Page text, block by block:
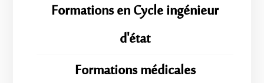
Formations en Cycle ingénieur
d'état
Formations médicales